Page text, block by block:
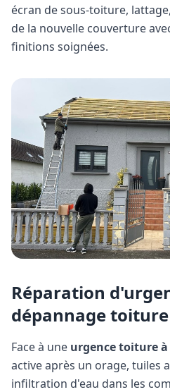
écran de sous-toiture,
de la nouvelle couverture
finitions soignées.
Réparation
dépannage
Face à une urgence toiture à
active après un orage, tuiles
infiltration d'eau dans les